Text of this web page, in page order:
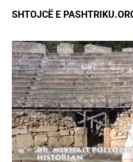
SHTOJCË E